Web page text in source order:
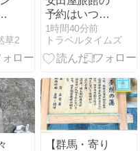
草2
予約はいつか
ら？希望の日
程を押さえる
3つのコツを
1時間40分前
トラベルタイムズ
【群馬・寄り